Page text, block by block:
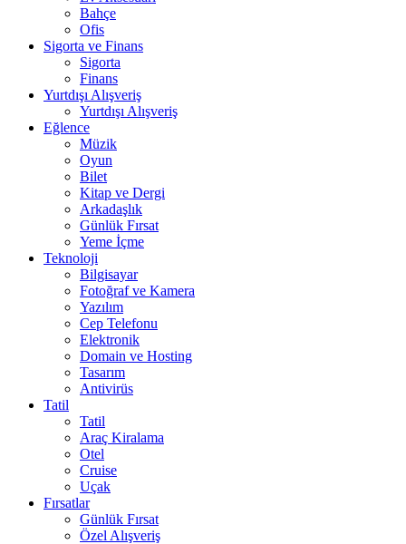
Bahçe
Ofis
Sigorta ve Finans
Sigorta
Finans
Yurtdışı Alışveriş
Yurtdışı Alışveriş
Eğlence
Müzik
Oyun
Bilet
Kitap ve Dergi
Arkadaşlık
Günlük Fırsat
Yeme İçme
Teknoloji
Bilgisayar
Fotoğraf ve Kamera
Yazılım
Cep Telefonu
Elektronik
Domain ve Hosting
Tasarım
Antivirüs
Tatil
Tatil
Araç Kiralama
Otel
Cruise
Uçak
Fırsatlar
Günlük Fırsat
Özel Alışveriş